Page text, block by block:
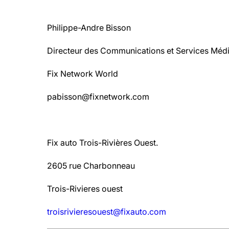
Philippe-Andre Bisson
Directeur des Communications et Services
Fix Network World
pabisson@fixnetwork.com
Fix auto Trois-Rivières Ouest.
2605 rue Charbonneau
Trois-Rivieres ouest
troisrivieresouest@fixauto.com